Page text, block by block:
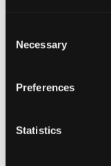
Selection
Necessary
Preferences
Statistics